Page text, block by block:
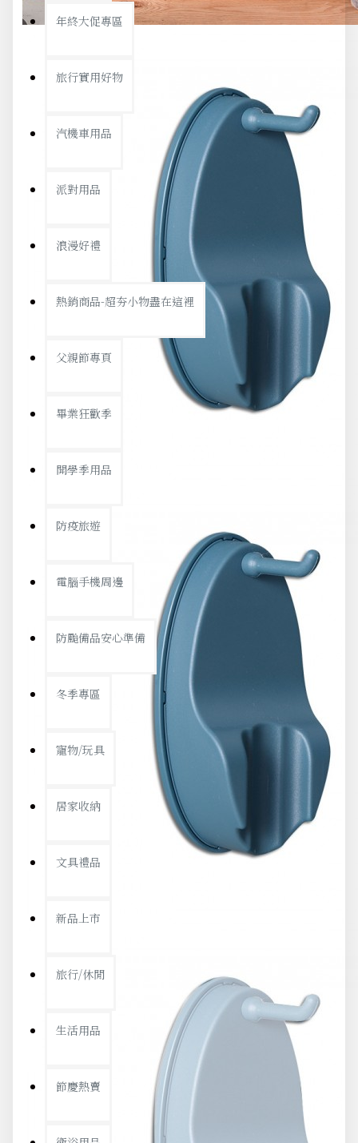
年終大促專區
旅行實用好物
汽機車用品
派對用品
浪漫好禮
熱銷商品-超夯小物盡在這裡
父親節專頁
畢業狂歡季
開學季用品
防疫旅遊
電腦手機周邊
防颱備品安心準備
冬季專區
寵物/玩具
居家收納
文具禮品
新品上市
旅行/休閒
生活用品
節慶熱賣